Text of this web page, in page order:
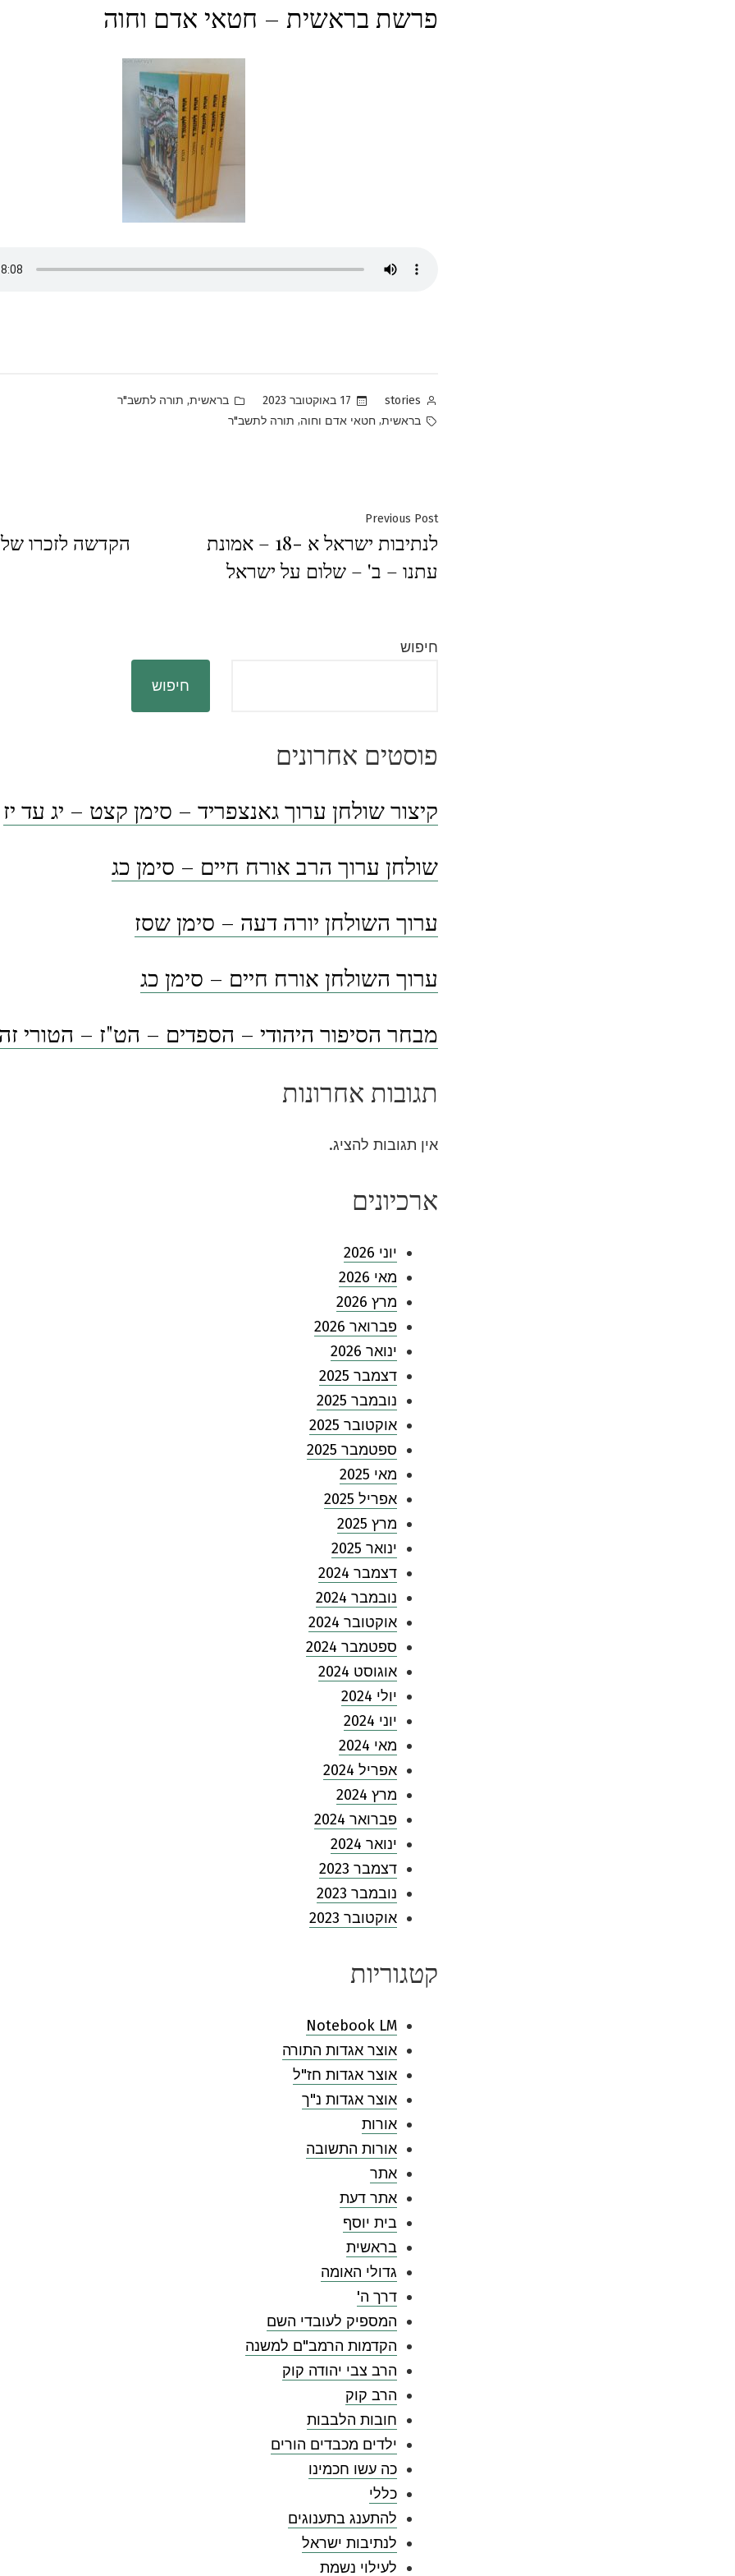
פרשת בראשית – חטאי אדם וחוה
Posted
by
stories 17 באוקטובר 2023
Posted
in
בראשית, תורה לתשב"ר
Tags:
בראשית, חטאי אדם וחוה, תורה לתשב"ר
ניווט
Previous Post
post:
לנתיבות ישראל א -18 – אמונת
עתנו – ב' – שלום על ישראל
הקדשה לזכרו של
חיפוש
חיפוש
פוסטים אחרונים
קיצור שולחן ערוך גאנצפריד – סימן קצט – יג עד יז
שולחן ערוך הרב אורח חיים – סימן כג
ערוך השולחן יורה דעה – סימן שסז
ערוך השולחן אורח חיים – סימן כג
מבחר הסיפור היהודי – הספדים – הט"ז – הטורי
תגובות אחרונות
אין תגובות להציג.
ארכיונים
יוני 2026
מאי 2026
מרץ 2026
פברואר 2026
ינואר 2026
דצמבר 2025
נובמבר 2025
אוקטובר 2025
ספטמבר 2025
מאי 2025
אפריל 2025
מרץ 2025
ינואר 2025
דצמבר 2024
נובמבר 2024
אוקטובר 2024
ספטמבר 2024
אוגוסט 2024
יולי 2024
יוני 2024
מאי 2024
אפריל 2024
מרץ 2024
פברואר 2024
ינואר 2024
דצמבר 2023
נובמבר 2023
אוקטובר 2023
קטגוריות
Notebook LM
אוצר אגדות התורה
אוצר אגדות חז"ל
אוצר אגדות נ"ך
אורות
אורות התשובה
אתר
אתר דעת
בית יוסף
בראשית
גדולי האומה
דרך ה'
המספיק לעובדי השם
הקדמות הרמב"ם למשנה
הרב צבי יהודה קוק
הרב קוק
חובות הלבבות
ילדים מכבדים הורים
כה עשו חכמינו
כללי
להתענג בתענוגים
לנתיבות ישראל
לעילוי נשמת